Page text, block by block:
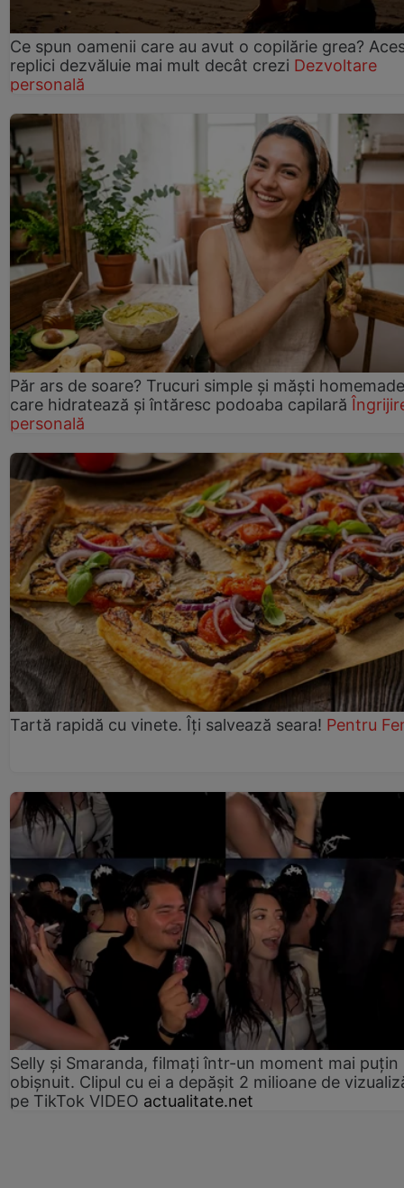
Ce spun oamenii care au avut o copilărie grea?
replici dezvăluie mai mult decât crezi Dezvoltare
personală
Păr ars de soare? Trucuri simple și măști homemade
care hidratează și întăresc podoaba capilară
personală
Tartă rapidă cu vinete. Îți salvează seara! Pentru
Selly și Smaranda, filmați într-un moment mai puțin
obișnuit. Clipul cu ei a depășit 2 milioane de
pe TikTok VIDEO actualitate.net